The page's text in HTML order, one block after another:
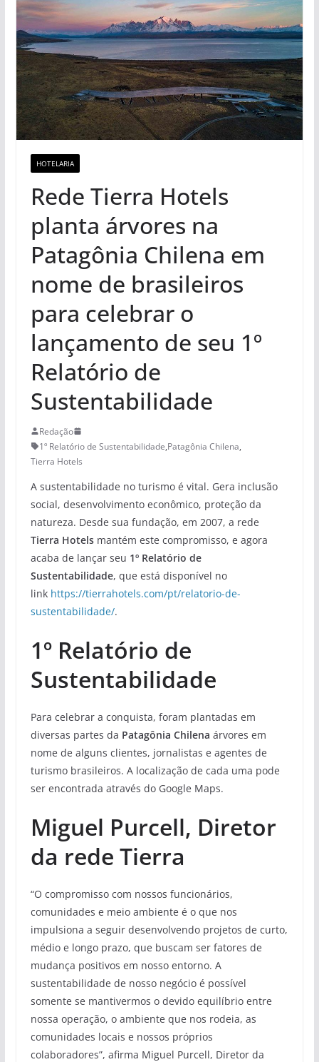
HOTELARIA
Rede Tierra Hotels
planta árvores na
Patagônia Chilena em
nome de brasileiros
para celebrar o
lançamento de seu 1º
Relatório de
Sustentabilidade
Redação
1º Relatório de Sustentabilidade,Patagônia Chilena,
Tierra Hotels
A sustentabilidade no turismo é vital. Gera inclusão
social, desenvolvimento econômico, proteção da
natureza. Desde sua fundação, em 2007, a rede
Tierra Hotels mantém este compromisso, e agora
acaba de lançar seu 1º Relatório de
Sustentabilidade, que está disponível no
link https://tierrahotels.com/pt/relatorio-de-
sustentabilidade/.
1º Relatório de
Sustentabilidade
Para celebrar a conquista, foram plantadas em
diversas partes da Patagônia Chilena árvores em
nome de alguns clientes, jornalistas e agentes de
turismo brasileiros. A localização de cada uma pode
ser encontrada através do Google Maps.
Miguel Purcell, Diretor
da rede Tierra
“O compromisso com nossos funcionários,
comunidades e meio ambiente é o que nos
impulsiona a seguir desenvolvendo projetos de curto,
médio e longo prazo, que buscam ser fatores de
mudança positivos em nosso entorno. A
sustentabilidade de nosso negócio é possível
somente se mantivermos o devido equilíbrio entre
nossa operação, o ambiente que nos rodeia, as
comunidades locais e nossos próprios
colaboradores”, afirma Miguel Purcell, Diretor da